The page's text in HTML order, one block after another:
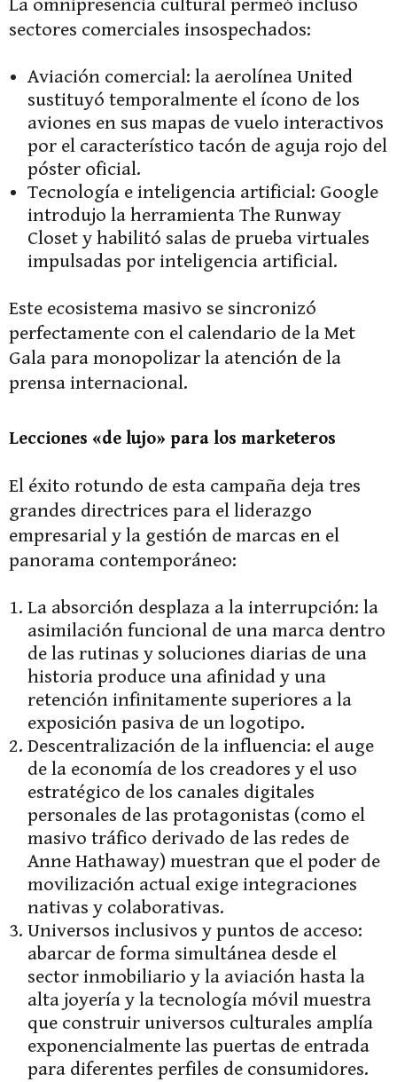
La omnipresencia cultural permeó incluso
sectores comerciales insospechados:
Aviación comercial: la aerolínea United
sustituyó temporalmente el ícono de los
aviones en sus mapas de vuelo interactivos
por el característico tacón de aguja rojo del
póster oficial.
Tecnología e inteligencia artificial: Google
introdujo la herramienta The Runway
Closet y habilitó salas de prueba virtuales
impulsadas por inteligencia artificial.
Este ecosistema masivo se sincronizó
perfectamente con el calendario de la Met
Gala para monopolizar la atención de la
prensa internacional.
Lecciones «de lujo» para los marketeros
El éxito rotundo de esta campaña deja tres
grandes directrices para el liderazgo
empresarial y la gestión de marcas en el
panorama contemporáneo:
La absorción desplaza a la interrupción: la
asimilación funcional de una marca dentro
de las rutinas y soluciones diarias de una
historia produce una afinidad y una
retención infinitamente superiores a la
exposición pasiva de un logotipo.
Descentralización de la influencia: el auge
de la economía de los creadores y el uso
estratégico de los canales digitales
personales de las protagonistas (como el
masivo tráfico derivado de las redes de
Anne Hathaway) muestran que el poder de
movilización actual exige integraciones
nativas y colaborativas.
Universos inclusivos y puntos de acceso:
abarcar de forma simultánea desde el
sector inmobiliario y la aviación hasta la
alta joyería y la tecnología móvil muestra
que construir universos culturales amplía
exponencialmente las puertas de entrada
para diferentes perfiles de consumidores.